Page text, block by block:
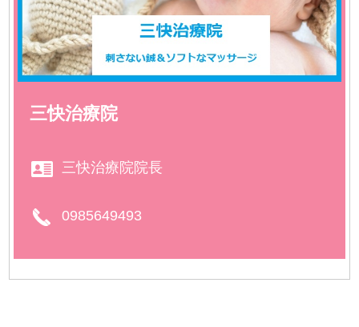
三快治療院
三快治療院院長
0985649493